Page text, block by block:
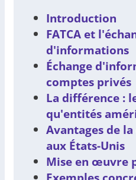
Introduction
FATCA et
d'informations
Échange
comptes privés
La différence :
qu'entités
Avantages de
aux États-Unis
Mise en œuvre